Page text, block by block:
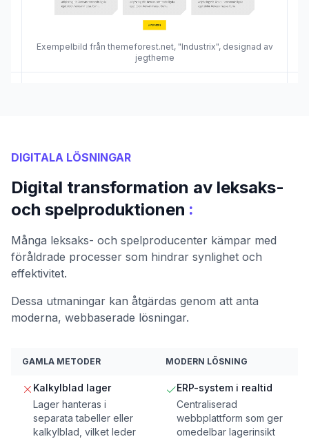
Exempelbild från themeforest.net, "Industrix", designad av
jegtheme
DIGITALA LÖSNINGAR
Digital transformation av leksaks-
och spelproduktionen :
Många leksaks- och spelproducenter kämpar med
föråldrade processer som hindrar synlighet och
effektivitet.
Dessa utmaningar kan åtgärdas genom att anta
moderna, webbaserade lösningar.
GAMLA METODER MODERN LÖSNING
Kalkylblad lager
Lager hanteras i
separata tabeller eller
kalkylblad, vilket leder
ERP-system i realtid
Centraliserad
webbplattform som ger
omedelbar lagerinsikt